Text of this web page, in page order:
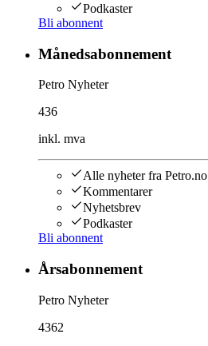
Podkaster
Bli abonnent
Månedsabonnement
Petro Nyheter
436
inkl. mva
Alle nyheter fra Petro.no
Kommentarer
Nyhetsbrev
Podkaster
Bli abonnent
Årsabonnement
Petro Nyheter
4362